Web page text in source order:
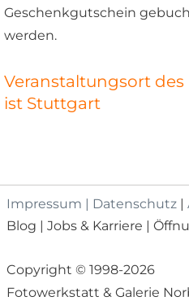
Geschenkgutschein
werden.
Veranstaltungsort
ist Stuttgart
Impressum | Datenschutz |
Blog | Jobs & Karriere |
Copyright © 1998-2026
Fotowerkstatt & Galerie